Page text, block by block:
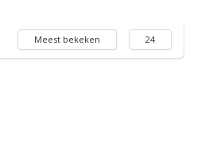
Meest bekeken 24